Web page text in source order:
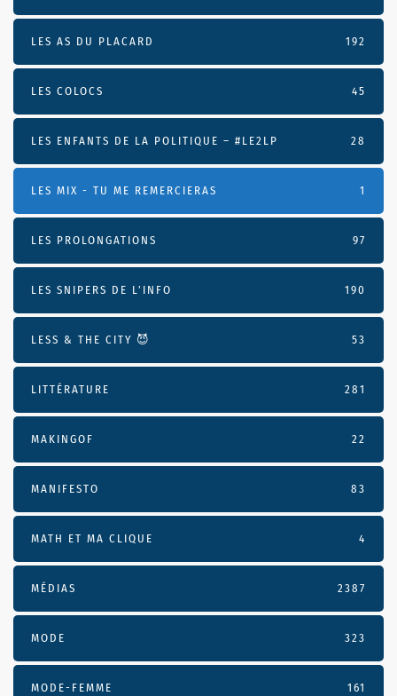
LES AS DU PLACARD 192
LES COLOCS 45
LES ENFANTS DE LA POLITIQUE – #LE2LP 28
LES MIX - TU ME REMERCIERAS 1
LES PROLONGATIONS 97
LES SNIPERS DE L’INFO 190
LESS & THE CITY 😈 53
LITTÉRATURE 281
MAKINGOF 22
MANIFESTO 83
MATH ET MA CLIQUE 4
MÉDIAS 2387
MODE 323
MODE-FEMME 161